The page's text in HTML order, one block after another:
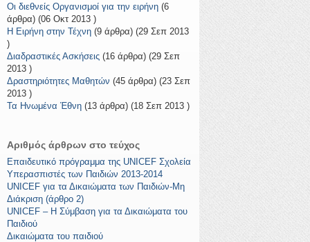
Οι διεθνείς Οργανισμοί για την ειρήνη (6
άρθρα) (06 Οκτ 2013 )
Η Ειρήνη στην Τέχνη (9 άρθρα) (29 Σεπ 2013
)
Διαδραστικές Ασκήσεις (16 άρθρα) (29 Σεπ
2013 )
Δραστηριότητες Μαθητών (45 άρθρα) (23 Σεπ
2013 )
Τα Ηνωμένα Έθνη (13 άρθρα) (18 Σεπ 2013 )
Αριθμός άρθρων στο τεύχος
Eπαιδευτικό πρόγραμμα της UNICEF Σχολεία
Υπερασπιστές των Παιδιών 2013-2014
UNICEF για τα Δικαιώματα των Παιδιών-Μη
Διάκριση (άρθρο 2)
UNICEF – H Σύμβαση για τα Δικαιώματα του
Παιδιού
Δικαιώματα του παιδιού